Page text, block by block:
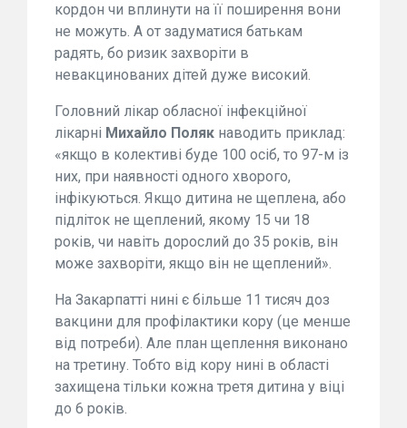
кордон чи вплинути на її поширення вони
не можуть. А от задуматися батькам
радять, бо ризик захворіти в
невакцинованих дітей дуже високий.
Головний лікар обласної інфекційної
лікарні Михайло Поляк наводить приклад:
«якщо в колективі буде 100 осіб, то 97-м із
них, при наявності одного хворого,
інфікуються. Якщо дитина не щеплена, або
підліток не щеплений, якому 15 чи 18
років, чи навіть дорослий до 35 років, він
може захворіти, якщо він не щеплений».
На Закарпатті нині є більше 11 тисяч доз
вакцини для профілактики кору (це менше
від потреби). Але план щеплення виконано
на третину. Тобто від кору нині в області
захищена тільки кожна третя дитина у віці
до 6 років.